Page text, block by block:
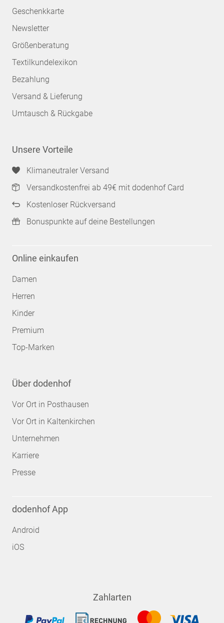
Geschenkkarte
Newsletter
Größenberatung
Textilkundelexikon
Bezahlung
Versand & Lieferung
Umtausch & Rückgabe
Unsere Vorteile
Klimaneutraler Versand
Versandkostenfrei ab 49€ mit dodenhof Card
Kostenloser Rückversand
Bonuspunkte auf deine Bestellungen
Online einkaufen
Damen
Herren
Kinder
Premium
Top-Marken
Über dodenhof
Vor Ort in Posthausen
Vor Ort in Kaltenkirchen
Unternehmen
Karriere
Presse
dodenhof App
Android
iOS
Zahlarten